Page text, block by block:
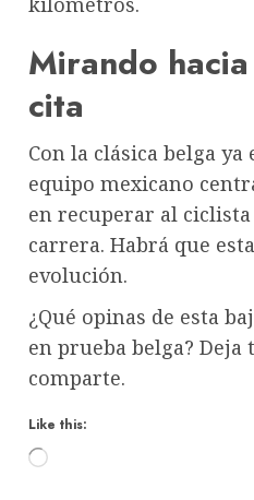
Mirando
cita
Con la clásica belga ya
equipo mexicano
en recuperar al
carrera. Habrá que
evolución.
¿Qué opinas de esta
en prueba belga?
comparte.
Like this:
Loading…